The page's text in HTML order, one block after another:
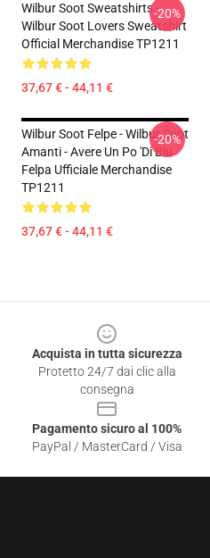
Wilbur Soot Sweatshirts -
Wilbur Soot Lovers Sweatshirt
Official Merchandise TP1211
37,67 € - 44,11 €
-20%
Wilbur Soot Felpe - Wilbur Soot
Amanti - Avere Un Po 'di Blu
Felpa Ufficiale Merchandise
TP1211
37,67 € - 44,11 €
-20%
Acquista in tutta sicurezza
Protetto 24/7 dai clic alla
consegna
Pagamento sicuro al 100%
PayPal / MasterCard / Visa